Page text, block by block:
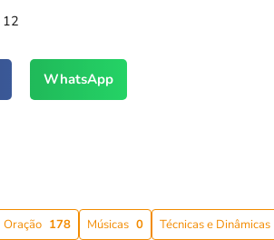
12
WhatsApp
Oração 178 Músicas 0 Técnicas e Dinâmicas